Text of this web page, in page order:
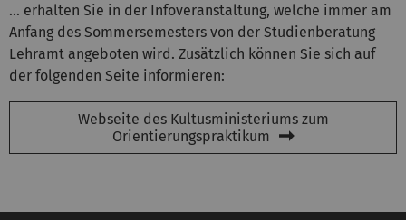
... erhalten Sie in der Infoveranstaltung, welche immer am
Anfang des Sommersemesters von der Studienberatung
Lehramt angeboten wird. Zusätzlich können Sie sich auf
der folgenden Seite informieren:
Webseite des Kultusministeriums zum
Orientierungspraktikum